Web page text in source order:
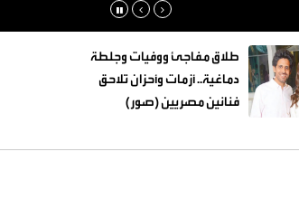
طلاق مفاجئ ووفيات وجلطة
دماغية.. أزمات وأحزان تلاحق
فنانين مصريين (صور)